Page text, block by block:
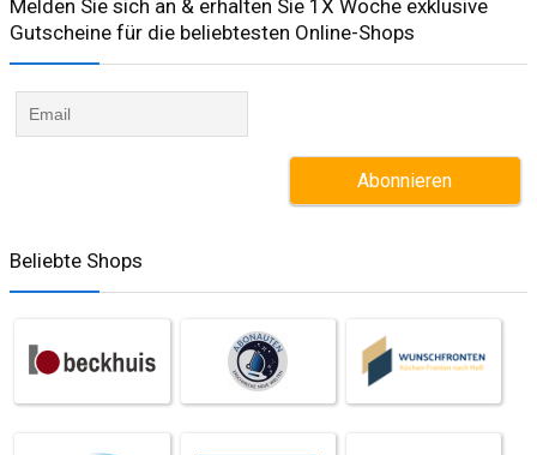
Melden Sie sich an & erhalten Sie 1X Woche exklusive
Gutscheine für die beliebtesten Online-Shops​
Beliebte Shops